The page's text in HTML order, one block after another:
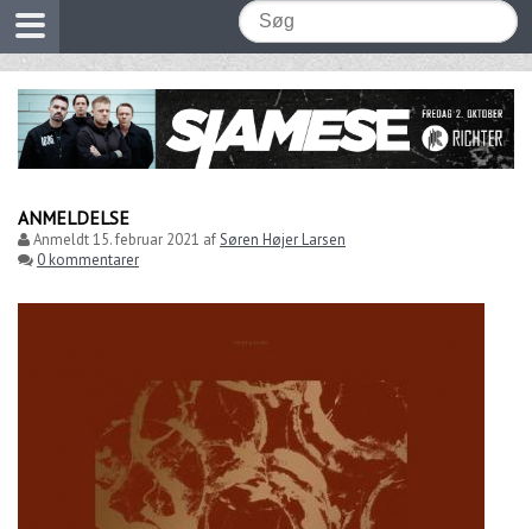
ANMELDELSE
Anmeldt15. februar 2021 afSøren Højer Larsen
0 kommentarer